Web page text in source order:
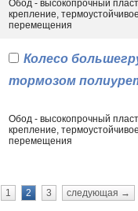
Обод - высокопрочный
крепление,
перемещения
Колесо
тормозом
Обод - высокопрочный
крепление,
перемещения
1 2 3 следующая →